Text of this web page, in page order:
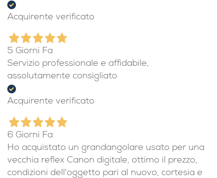
Acquirente verificato
5 Giorni Fa
Servizio professionale e affidabile,
assolutamente consigliato
Acquirente verificato
6 Giorni Fa
Ho acquistato un grandangolare usato per una
vecchia reflex Canon digitale, ottimo il prezzo,
condizioni dell'oggetto pari al nuovo, cortesia e